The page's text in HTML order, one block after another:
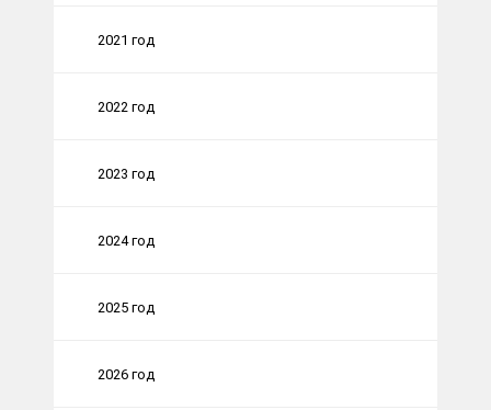
2021 год
2022 год
2023 год
2024 год
2025 год
2026 год